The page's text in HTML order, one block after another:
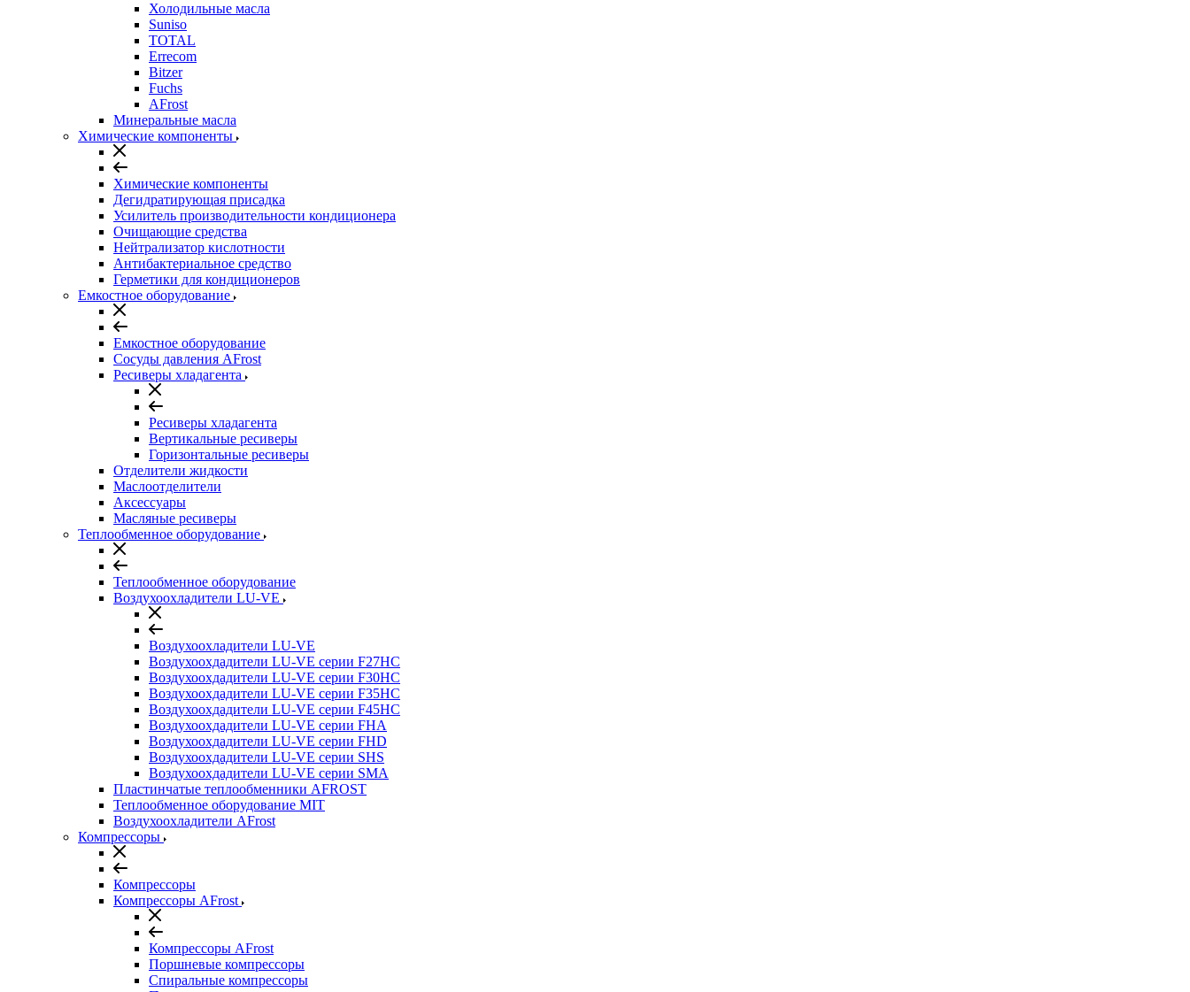
Холодильные масла
Suniso
TOTAL
Errecom
Bitzer
Fuchs
AFrost
Минеральные масла
Химические компоненты
Химические компоненты
Дегидратирующая присадка
Усилитель производительности кондиционера
Очищающие средства
Нейтрализатор кислотности
Антибактериальное средство
Герметики для кондиционеров
Емкостное оборудование
Емкостное оборудование
Сосуды давления AFrost
Ресиверы хладагента
Ресиверы хладагента
Вертикальные ресиверы
Горизонтальные ресиверы
Отделители жидкости
Маслоотделители
Аксессуары
Масляные ресиверы
Теплообменное оборудование
Теплообменное оборудование
Воздухоохладители LU-VE
Воздухоохладители LU-VE
Воздухоохдадители LU-VE серии F27HC
Воздухоохдадители LU-VE серии F30HC
Воздухоохдадители LU-VE серии F35HC
Воздухоохдадители LU-VE серии F45HC
Воздухоохдадители LU-VE серии FHA
Воздухоохдадители LU-VE серии FHD
Воздухоохдадители LU-VE серии SHS
Воздухоохдадители LU-VE серии SMA
Пластинчатые теплообменники AFROST
Теплообменное оборудование MIT
Воздухоохладители AFrost
Компрессоры
Компрессоры
Компрессоры AFrost
Компрессоры AFrost
Поршневые компрессоры
Спиральные компрессоры